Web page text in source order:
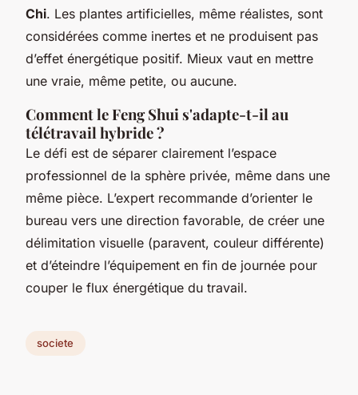
Chi. Les plantes artificielles, même réalistes, sont
considérées comme inertes et ne produisent pas
d’effet énergétique positif. Mieux vaut en mettre
une vraie, même petite, ou aucune.
Comment le Feng Shui s'adapte-t-il au
télétravail hybride ?
Le défi est de séparer clairement l’espace
professionnel de la sphère privée, même dans une
même pièce. L’expert recommande d’orienter le
bureau vers une direction favorable, de créer une
délimitation visuelle (paravent, couleur différente)
et d’éteindre l’équipement en fin de journée pour
couper le flux énergétique du travail.
societe